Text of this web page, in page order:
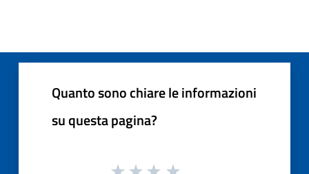
Quanto sono chiare le informazioni
su questa pagina?